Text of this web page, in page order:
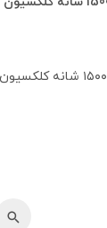
مقایسه